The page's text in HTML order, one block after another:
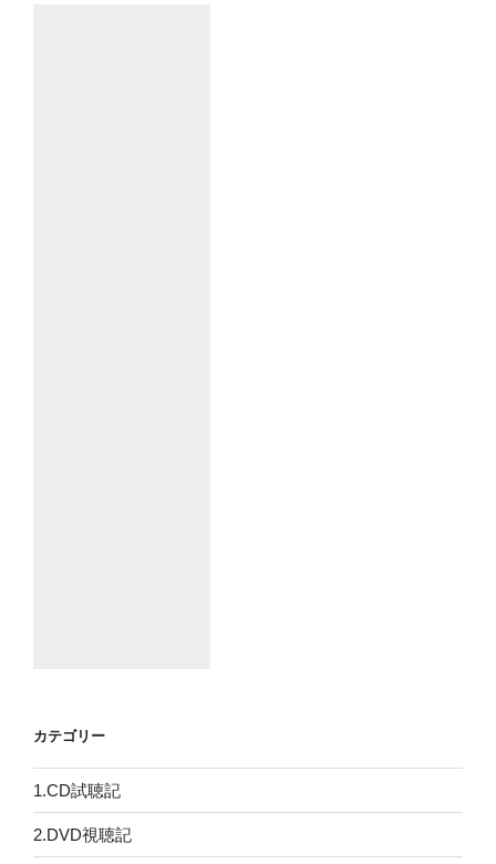
カテゴリー
1.CD試聴記
2.DVD視聴記